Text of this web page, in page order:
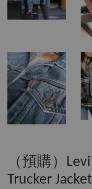
（預購）
Trucker